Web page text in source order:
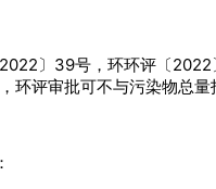
〕39号，环环评〔
评审批可不与污染物总量